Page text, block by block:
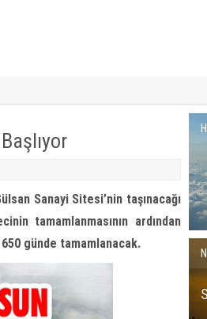
Sanayi Sitesi’nin taşınacağı
tamamlanmasının ardından
günde tamamlanacak.